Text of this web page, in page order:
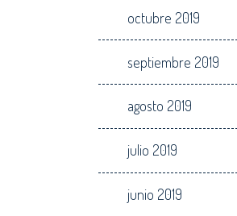
octubre 2019
septiembre 2019
agosto 2019
julio 2019
junio 2019